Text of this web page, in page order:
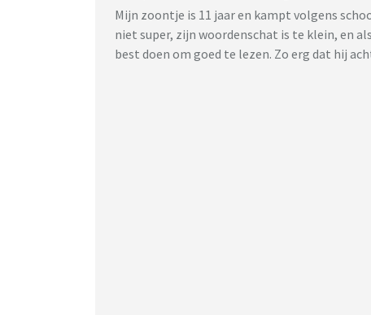
Mijn zoontje is 11 jaar en kampt volgens
niet super, zijn woordenschat is te klein, en
best doen om goed te lezen. Zo erg dat hij